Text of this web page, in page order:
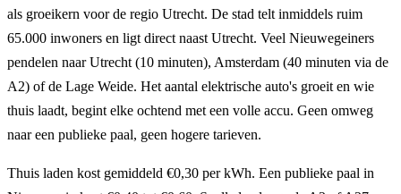
als groeikern voor de regio Utrecht. De stad telt inmiddels ruim
65.000 inwoners en ligt direct naast Utrecht. Veel Nieuwegeiners
pendelen naar Utrecht (10 minuten), Amsterdam (40 minuten via de
A2) of de Lage Weide. Het aantal elektrische auto's groeit en wie
thuis laadt, begint elke ochtend met een volle accu. Geen omweg
naar een publieke paal, geen hogere tarieven.
Thuis laden kost gemiddeld €0,30 per kWh. Een publieke paal in